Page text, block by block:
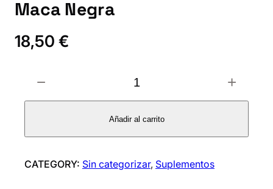
Maca Negra
18,50 €
c
g
− +
Añadir al carrito
CATEGORY: Sin categorizar, Suplementos